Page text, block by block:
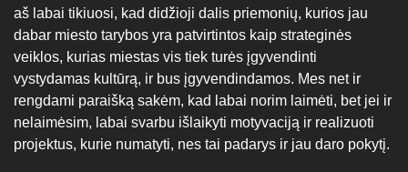
aš labai tikiuosi, kad didžioji dalis priemonių, kurios jau
dabar miesto tarybos yra patvirtintos kaip strateginės
veiklos, kurias miestas vis tiek turės įgyvendinti
vystydamas kultūrą, ir bus įgyvendindamos. Mes net ir
rengdami paraišką sakėm, kad labai norim laimėti, bet jei ir
nelaimėsim, labai svarbu išlaikyti motyvaciją ir realizuoti
projektus, kurie numatyti, nes tai padarys ir jau daro pokytį.